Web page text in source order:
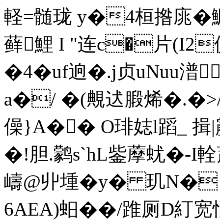
軽=髄珑 y�4桓揝庣�
藓鯉 I "连c�片(I2
�4�uf逈�.j贞uNuu潽
a�/ �(覥迖腶烯
僺}A�� O琲娡l蹈_
�!胆.鹲 s`hL鈭藦蚘�-I
嶹@丱堹�y� 玑N�
6AEA)蚎��/踓厕D糽宽